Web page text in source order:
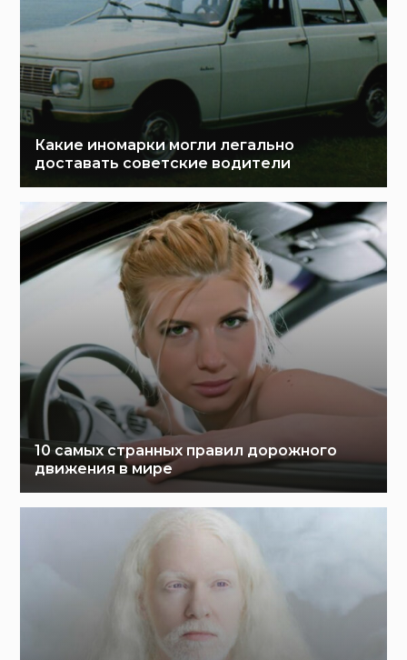
Какие иномарки могли легально
доставать советские водители
10 самых странных правил дорожного
движения в мире